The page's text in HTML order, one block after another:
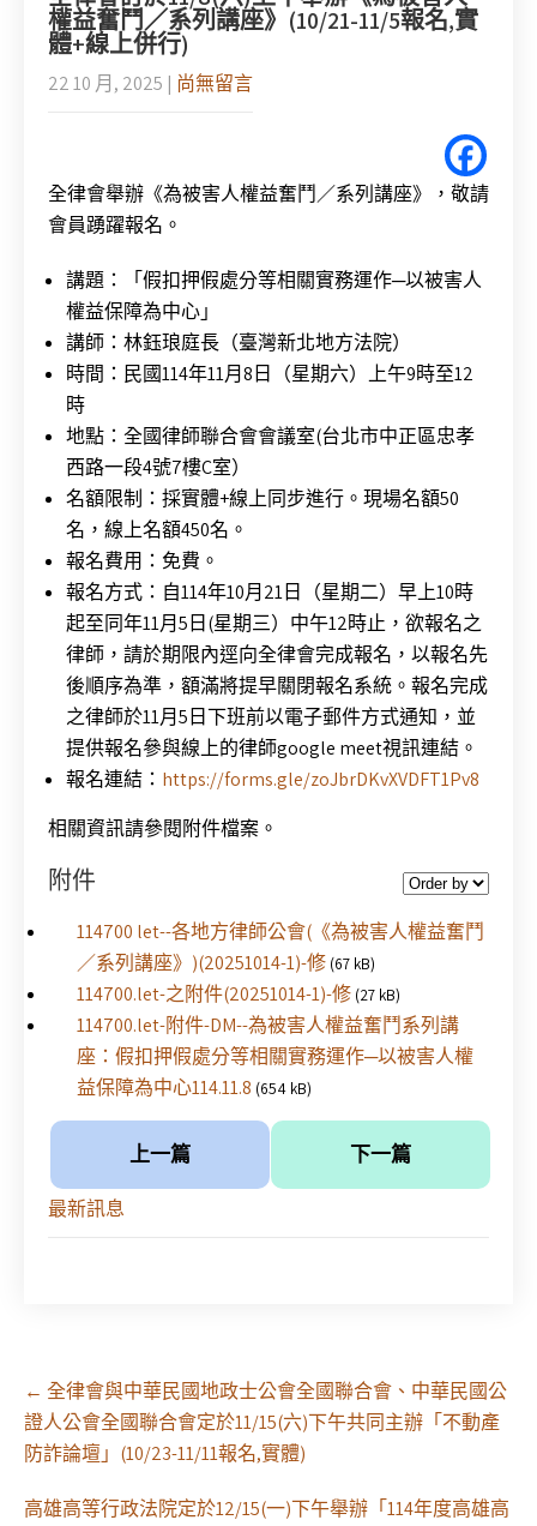
權益奮鬥／系列講座》(10/21-11/5報名,實
體+線上併行)
22 10 月, 2025 | 尚無留言
全律會舉辦《為被害人權益奮鬥／系列講座》，敬請
會員踴躍報名。
講題：「假扣押假處分等相關實務運作─以被害人
權益保障為中心」
講師：林鈺琅庭長（臺灣新北地方法院）
時間：民國114年11月8日（星期六）上午9時至12
時
地點：全國律師聯合會會議室(台北市中正區忠孝
西路一段4號7樓C室）
名額限制：採實體+線上同步進行。現場名額50
名，線上名額450名。
報名費用：免費。
報名方式：自114年10月21日（星期二）早上10時
起至同年11月5日(星期三）中午12時止，欲報名之
律師，請於期限內逕向全律會完成報名，以報名先
後順序為準，額滿將提早關閉報名系統。報名完成
之律師於11月5日下班前以電子郵件方式通知，並
提供報名參與線上的律師google meet視訊連結。
報名連結： https://forms.gle/zoJbrDKvXVDFT1Pv8
相關資訊請參閱附件檔案。
附件
114700 let--各地方律師公會(《為被害人權益奮鬥
／系列講座》)(20251014-1)-修 (67 kB)
114700.let-之附件(20251014-1)-修 (27 kB)
114700.let-附件-DM--為被害人權益奮鬥系列講
座：假扣押假處分等相關實務運作─以被害人權
益保障為中心114.11.8 (654 kB)
上一篇 下一篇
最新訊息
Post
navigation
← 全律會與中華民國地政士公會全國聯合會、中華民國公
證人公會全國聯合會定於11/15(六)下午共同主辦「不動產
防詐論壇」(10/23-11/11報名,實體)
高雄高等行政法院定於12/15(一)下午舉辦「114年度高雄高